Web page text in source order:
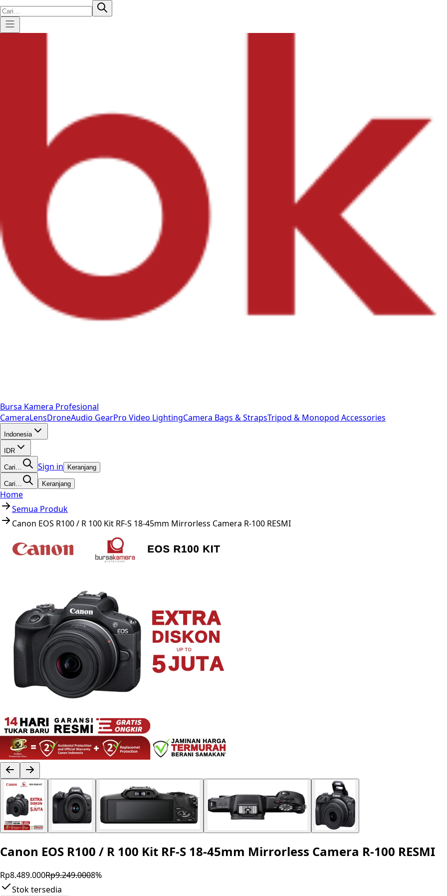
Bursa Kamera Profesional
CameraLensDroneAudio GearPro Video LightingCamera Bags & StrapsTripod & Monopod Accessories
Indonesia
IDR
Cari… Sign in Keranjang
Cari… Keranjang
Home
Semua Produk
Canon EOS R100 / R 100 Kit RF-S 18-45mm Mirrorless Camera R-100 RESMI
Canon EOS R100 / R 100 Kit RF-S 18-45mm Mirrorless Camera R-100 RESMI
Rp8.489.000Rp9.249.0008%
Stok tersedia